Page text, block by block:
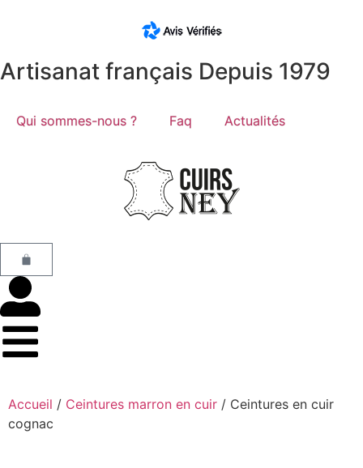
Artisanat français Depuis 1979
Qui sommes-nous ? Faq Actualités
Accueil / Ceintures marron en cuir / Ceintures en cuir
cognac